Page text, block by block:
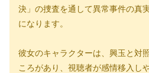
決」の捜査を通して異常事件の真
になります。
彼女のキャラクターは、興玉と対
ころがあり、視聴者が感情移入し